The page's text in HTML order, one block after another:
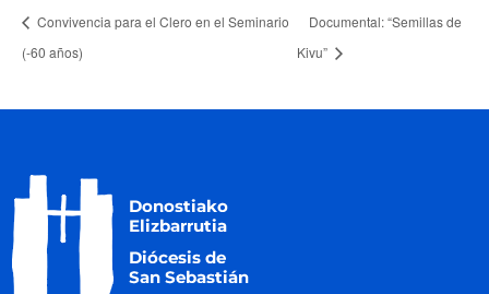
Convivencia para el Clero en el Seminario
(-60 años)
Documental: “Semillas de
Kivu”